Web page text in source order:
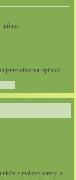
přijme
způsobi...
e-mailové adresy, u